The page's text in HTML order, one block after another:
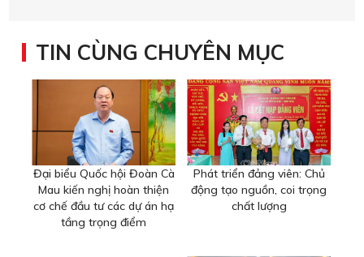
TIN CÙNG CHUYÊN MỤC
Đại biểu Quốc hội Đoàn Cà
Mau kiến nghị hoàn thiện
cơ chế đầu tư các dự án hạ
tầng trọng điểm
Phát triển đảng viên: Chủ
động tạo nguồn, coi trọng
chất lượng